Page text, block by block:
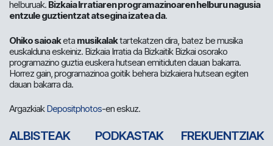
helburuak. Bizkaia Irratiaren programazinoaren helburu nagusia
entzule guztientzat atsegina izatea da.
Ohiko saioaketa musikalaktartekatzen dira, batez be musika
euskalduna eskeiniz. Bizkaia Irratia da Bizkaitik Bizkai osorako
programazino guztia euskera hutsean emitiduten dauan bakarra.
Horrez gain, programazinoa goitik behera bizkaiera hutsean egiten
dauan bakarra da.
ArgazkiakDepositphotos-en eskuz.
ALBISTEAK PODKASTAK FREKUENTZIAK